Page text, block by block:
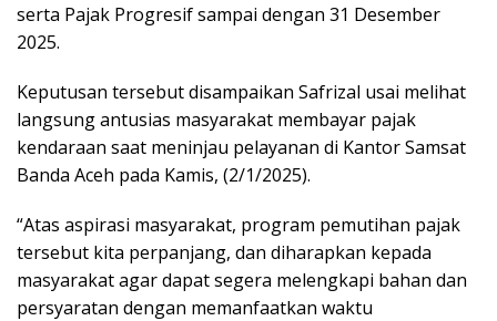
serta Pajak Progresif sampai dengan 31 Desember
2025.
Keputusan tersebut disampaikan Safrizal usai melihat
langsung antusias masyarakat membayar pajak
kendaraan saat meninjau pelayanan di Kantor Samsat
Banda Aceh pada Kamis, (2/1/2025).
“Atas aspirasi masyarakat, program pemutihan pajak
tersebut kita perpanjang, dan diharapkan kepada
masyarakat agar dapat segera melengkapi bahan dan
persyaratan dengan memanfaatkan waktu